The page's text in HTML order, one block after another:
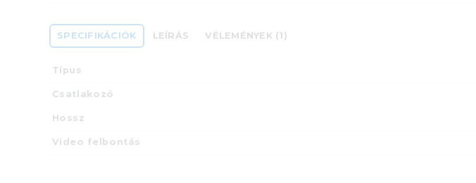
SPECIFIKÁCIÓK LEÍRÁS VÉLEMÉNYEK (1)
Típus
Csatlakozó
Hossz
Video felbontás